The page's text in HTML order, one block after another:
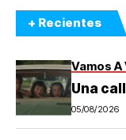
+ Recientes
Vamos A
Una
05/08/2026